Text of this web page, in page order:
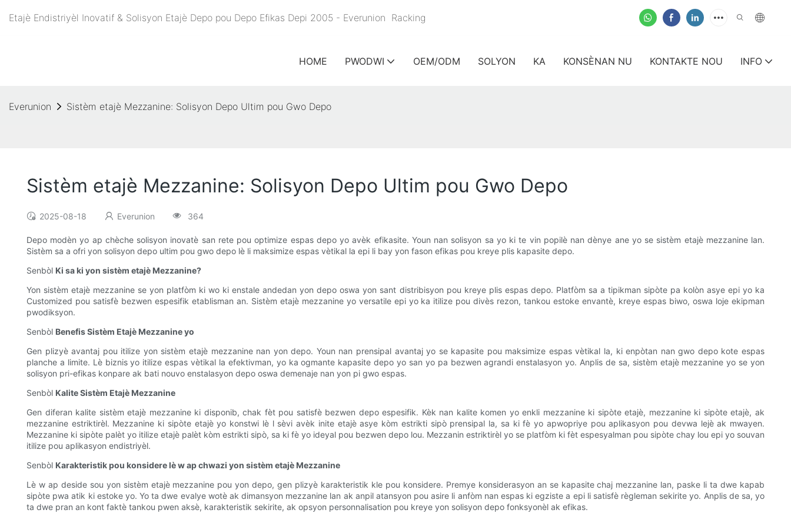
Etajè Endistriyèl Inovatif & Solisyon Etajè Depo pou Depo Efikas Depi 2005 - Everunion Racking
HOME PWODWI OEM/ODM SOLYON KA KONSÈNAN NU KONTAKTE NOU INFO
Everunion Sistèm etajè Mezzanine: Solisyon Depo Ultim pou Gwo Depo
Sistèm etajè Mezzanine: Solisyon Depo Ultim pou Gwo Depo
2025-08-18 Everunion 364
Depo modèn yo ap chèche solisyon inovatè san rete pou optimize espas depo yo avèk efikasite. Youn nan solisyon sa yo ki te vin popilè nan dènye ane yo se sistèm etajè mezzanine lan.
Sistèm sa a ofri yon solisyon depo ultim pou gwo depo lè li maksimize espas vètikal la epi li bay yon fason efikas pou kreye plis kapasite depo.
Senbòl Ki sa ki yon sistèm etajè Mezzanine?
Yon sistèm etajè mezzanine se yon platfòm ki wo ki enstale andedan yon depo oswa yon sant distribisyon pou kreye plis espas depo. Platfòm sa a tipikman sipòte pa kolòn asye epi yo ka
Customized pou satisfè bezwen espesifik etablisman an. Sistèm etajè mezzanine yo versatile epi yo ka itilize pou divès rezon, tankou estoke envantè, kreye espas biwo, oswa loje ekipman
pwodiksyon.
Senbòl Benefis Sistèm Etajè Mezzanine yo
Gen plizyè avantaj pou itilize yon sistèm etajè mezzanine nan yon depo. Youn nan prensipal avantaj yo se kapasite pou maksimize espas vètikal la, ki enpòtan nan gwo depo kote espas
planche a limite. Lè biznis yo itilize espas vètikal la efektivman, yo ka ogmante kapasite depo yo san yo pa bezwen agrandi enstalasyon yo. Anplis de sa, sistèm etajè mezzanine yo se yon
solisyon pri-efikas konpare ak bati nouvo enstalasyon depo oswa demenaje nan yon pi gwo espas.
Senbòl Kalite Sistèm Etajè Mezzanine
Gen diferan kalite sistèm etajè mezzanine ki disponib, chak fèt pou satisfè bezwen depo espesifik. Kèk nan kalite komen yo enkli mezzanine ki sipòte etajè, mezzanine ki sipòte etajè, ak
mezzanine estriktirèl. Mezzanine ki sipòte etajè yo konstwi lè l sèvi avèk inite etajè asye kòm estrikti sipò prensipal la, sa ki fè yo apwopriye pou aplikasyon pou devwa lejè ak mwayen.
Mezzanine ki sipòte palèt yo itilize etajè palèt kòm estrikti sipò, sa ki fè yo ideyal pou bezwen depo lou. Mezzanin estriktirèl yo se platfòm ki fèt espesyalman pou sipòte chay lou epi yo souvan
itilize pou aplikasyon endistriyèl.
Senbòl Karakteristik pou konsidere lè w ap chwazi yon sistèm etajè Mezzanine
Lè w ap deside sou yon sistèm etajè mezzanine pou yon depo, gen plizyè karakteristik kle pou konsidere. Premye konsiderasyon an se kapasite chaj mezzanine lan, paske li ta dwe kapab
sipòte pwa atik ki estoke yo. Yo ta dwe evalye wotè ak dimansyon mezzanine lan ak anpil atansyon pou asire li anfòm nan espas ki egziste a epi li satisfè règleman sekirite yo. Anplis de sa, yo
ta dwe pran an kont faktè tankou pwen aksè, karakteristik sekirite, ak opsyon personnalisation pou kreye yon solisyon depo fonksyonèl ak efikas.